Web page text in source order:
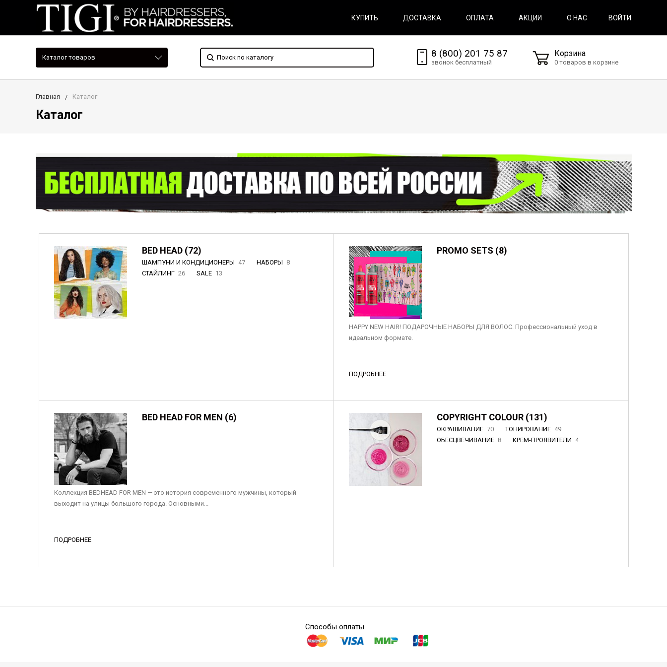
КУПИТЬ ДОСТАВКА ОПЛАТА АКЦИИ О НАС ВОЙТИ
Каталог товаров 8 (800) 201 75 87
звонок бесплатный
Корзина
0 товаров в корзине
Главная Каталог
Каталог
BED HEAD (72)
ШАМПУНИ И КОНДИЦИОНЕРЫ 47 НАБОРЫ 8
СТАЙЛИНГ 26 SALE 13
PROMO SETS (8)
HAPPY NEW HAIR! ПОДАРОЧНЫЕ НАБОРЫ ДЛЯ ВОЛОС. Профессиональный уход в
идеальном формате.
ПОДРОБНЕЕ
BED HEAD FOR MEN (6)
Коллекция BEDHEAD FOR MEN — это история современного мужчины, который
выходит на улицы большого города. Основными...
ПОДРОБНЕЕ
COPYRIGHT COLOUR (131)
ОКРАШИВАНИЕ 70 ТОНИРОВАНИЕ 49
ОБЕСЦВЕЧИВАНИЕ 8 КРЕМ-ПРОЯВИТЕЛИ 4
Способы оплаты